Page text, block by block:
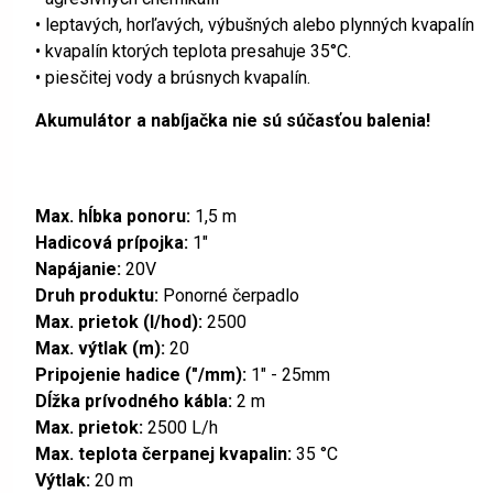
• leptavých, horľavých, výbušných alebo plynných kvapalín
• kvapalín ktorých teplota presahuje 35°C.
• piesčitej vody a brúsnych kvapalín.
Akumulátor a nabíjačka nie sú súčasťou balenia!
Max. hĺbka ponoru: 1,5 m
Hadicová prípojka: 1"
Napájanie: 20V
Druh produktu: Ponorné čerpadlo
Max. prietok (l/hod): 2500
Max. výtlak (m): 20
Pripojenie hadice ("/mm): 1" - 25mm
Dĺžka prívodného kábla: 2 m
Max. prietok: 2500 L/h
Max. teplota čerpanej kvapalin: 35 °C
Výtlak: 20 m